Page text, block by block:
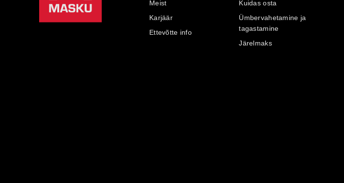
Meist
Karjäär
Ettevõtte info
Kuidas osta
Ümbervahetamine ja
tagastamine
Järelmaks